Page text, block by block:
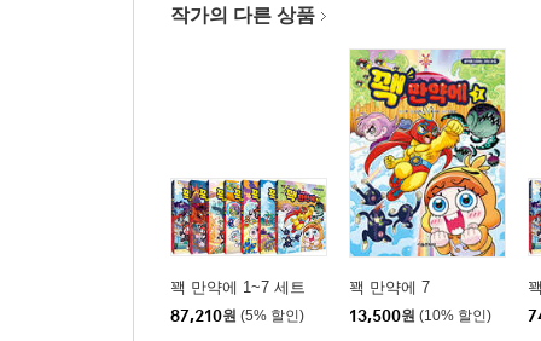
작가의 다른 상품
꽥 만약에 1~7 세트
87,210원 (5% 할인)
꽥 만약에 7
13,500원 (10% 할인)